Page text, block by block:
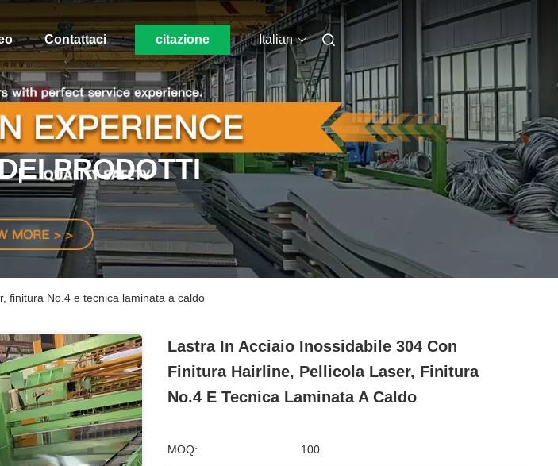
Contattaci citazione Italian
PRODOTTI
finitura No.4 e tecnica laminata a caldo
Lastra In Acciaio Inossidabile 304 Con
Finitura Hairline, Pellicola Laser, Finitura
No.4 E Tecnica Laminata A Caldo
MOQ: 100